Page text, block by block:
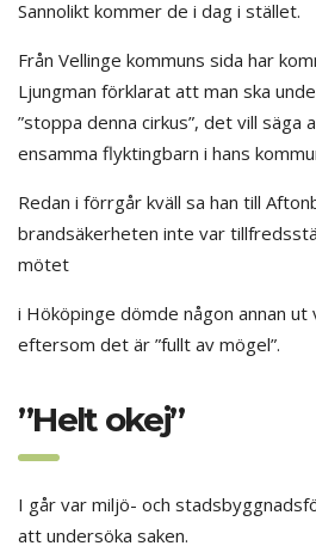
Sannolikt kommer de i dag i stället.
Från Vellinge kommuns sida har
Ljungman förklarat att man ska
”stoppa denna cirkus”, det vill säga
ensamma flyktingbarn i hans
Redan i förrgår kväll sa han till
brandsäkerheten inte var
mötet
i Hököpinge dömde någon annan
eftersom det är ”fullt av mögel”.
”Helt okej”
I går var miljö- och
att undersöka saken.